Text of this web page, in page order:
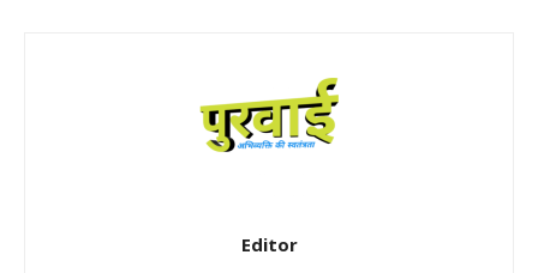
Editor